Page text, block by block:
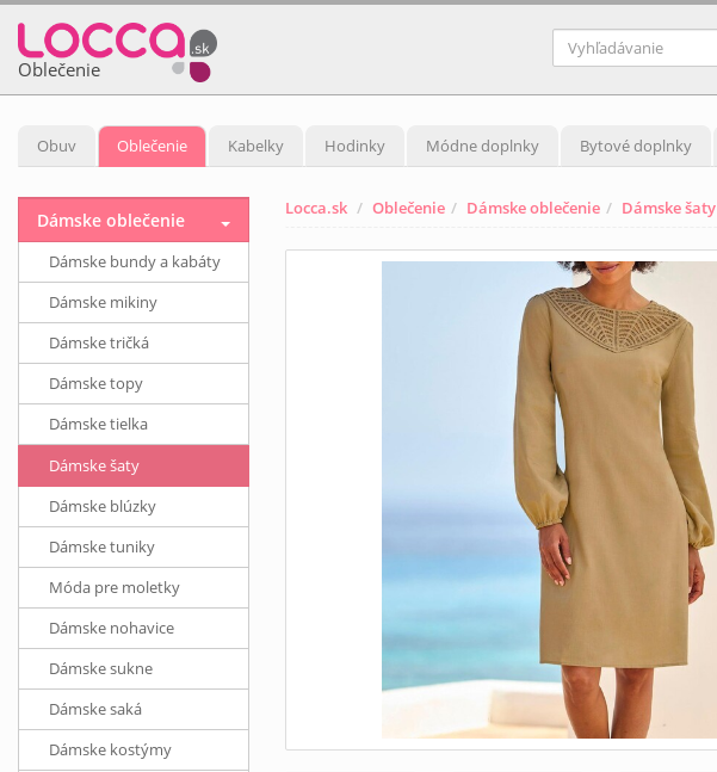
Oblečenie
Obuv Oblečenie Kabelky Hodinky Módne doplnky Bytové doplnky
Locca.sk Oblečenie Dámske oblečenie Dámske šaty
Dámske oblečenie
Dámske bundy a kabáty
Dámske mikiny
Dámske tričká
Dámske topy
Dámske tielka
Dámske šaty
Dámske blúzky
Dámske tuniky
Móda pre moletky
Dámske nohavice
Dámske sukne
Dámske saká
Dámske kostýmy